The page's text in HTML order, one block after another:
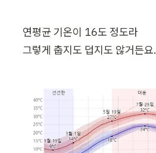
연평균 기온이 16도 정도라
그렇게 춥지도 덥지도 않거든요.